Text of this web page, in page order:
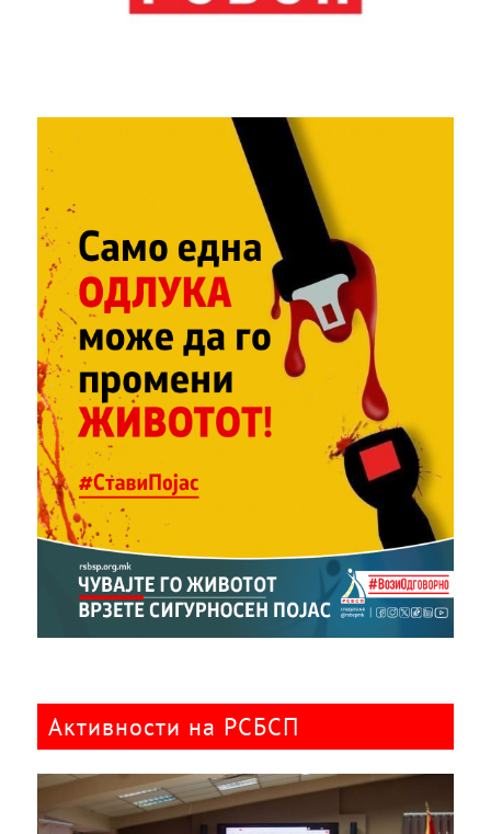
Активности на РСБСП